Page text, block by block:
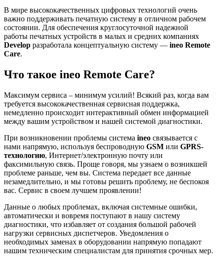
В мире высококачественных цифровых технологий очень
важно поддерживать печатную систему в отличном рабочем
состоянии. Для обеспечения круглосуточной надежной
работы печатных устройств в малых и средних компаниях
Develop разработала концептуальную систему — ineo Remote
Care.
Что такое ineo Remote Care?
Максимум сервиса – минимум усилий! Всякий раз, когда вам
требуется высококачественная сервисная поддержка,
немедленно происходит интерактивный обмен информацией
между вашим устройством и нашей системой диагностики.
При возникновении проблемы система ineo связывается с
нами напрямую, используя беспроводную GSM или GPRS-
технологию, Интернет/электронную почту или
факсимильную связь. Проще говоря, мы узнаем о возникшей
проблеме раньше, чем вы. Система передает все данные
незамедлительно, и мы готовы решить проблему, не беспокоя
вас. Сервис в своем лучшем проявлении!
Данные о любых проблемах, включая системные ошибки,
автоматически и вовремя поступают в нашу систему
диагностики, что избавляет от создания большой рабочей
нагрузки сервисных диспетчеров. Уведомления о
необходимых заменах в оборудовании напрямую попадают
нашим техническим специалистам для принятия срочных мер.